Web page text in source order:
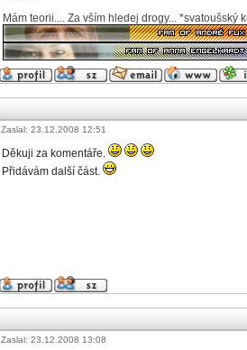
Mám teorii.... Za vším hledej drogy... *svatoušský
Zaslal: 23.12.2008 12:51
Děkuji za komentáře.
Přidávám další část.
Zaslal: 23.12.2008 13:08